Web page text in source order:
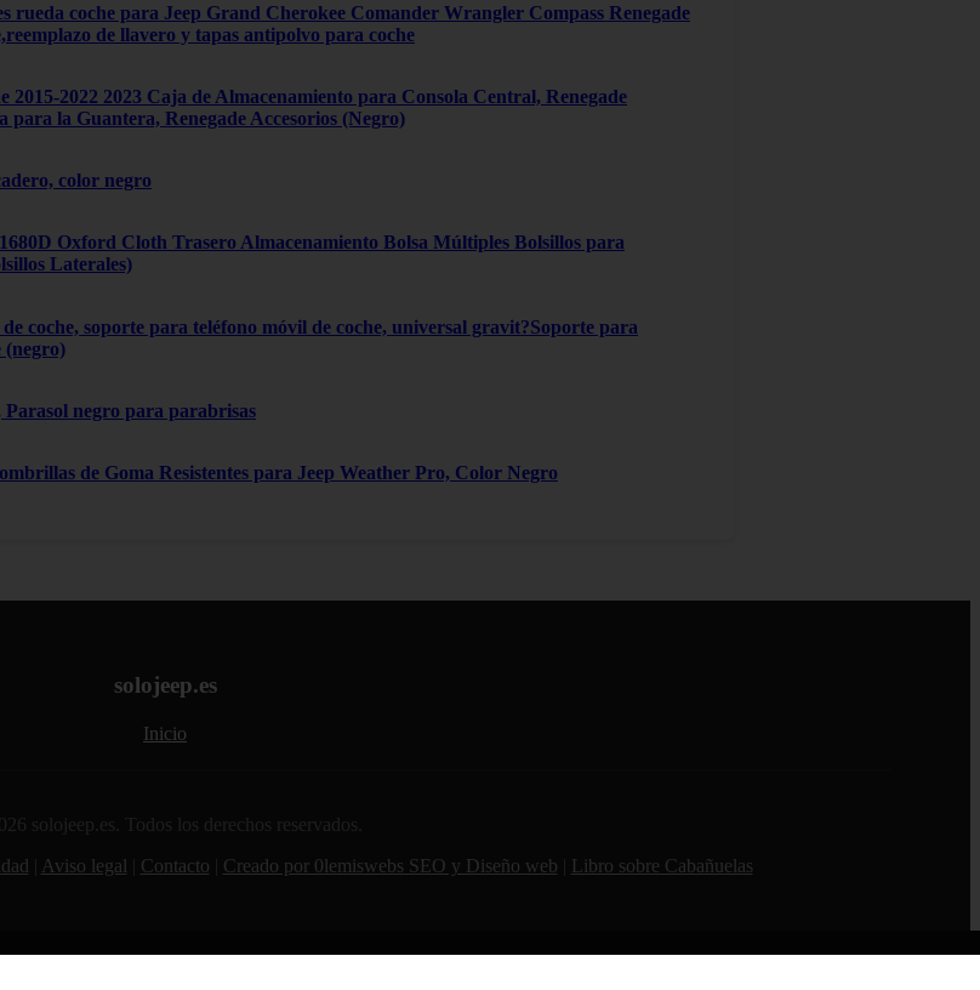
rueda coche para Jeep Grand Cherokee Comander Wrangler Compass Renegade
de llavero y tapas antipolvo para coche
2015-2022 2023 Caja de Almacenamiento para Consola Central, Renegade
para la Guantera, Renegade Accesorios (Negro)
color negro
Oxford Cloth Trasero Almacenamiento Bolsa Múltiples Bolsillos para
Laterales)
coche, soporte para teléfono móvil de coche, universal gravit?Soporte para
(negro)
negro para parabrisas
de Goma Resistentes para Jeep Weather Pro, Color Negro
solojeep.es
Inicio
solojeep.es. Todos los derechos reservados.
Aviso legal Contacto Creado por 0lemiswebs SEO y Diseño web Libro sobre Cabañuelas